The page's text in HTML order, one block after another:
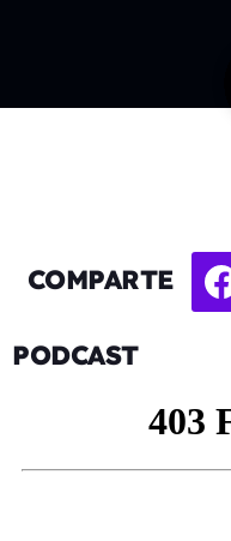
COMPARTE
PODCAST